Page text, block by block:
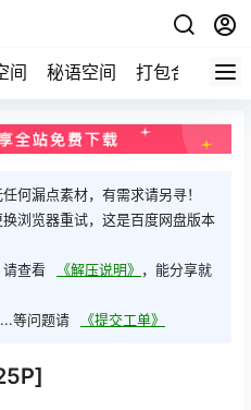
间 秘语空间 打包合集 关
何漏点素材，有需求请另寻！
浏览器重试，这是百度网盘版本
查看
《解压说明》 ，能分享就
等问题请
《提交工单》